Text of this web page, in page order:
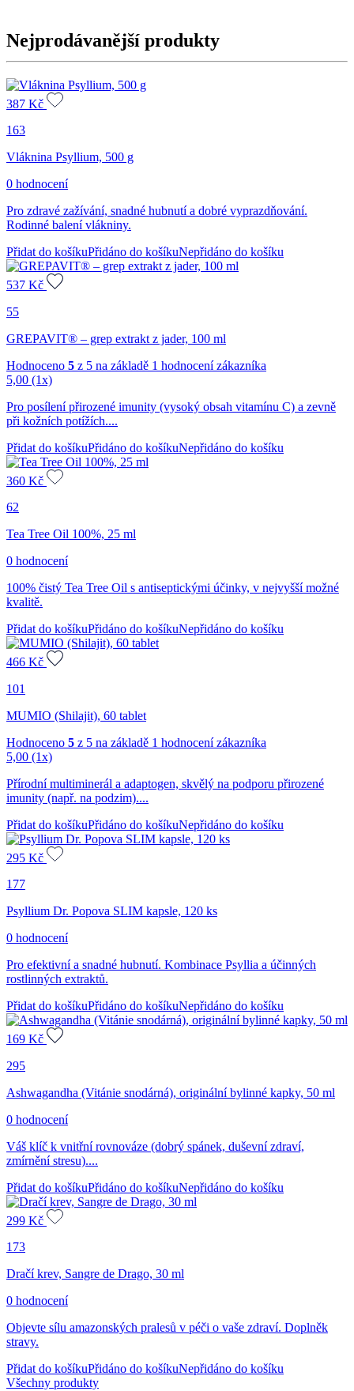
Nejprodávanější produkty
387 Kč
163
Vláknina Psyllium, 500 g
0 hodnocení
Pro zdravé zažívání, snadné hubnutí a dobré vyprazdňování.
Rodinné balení vlákniny.
Přidat do košíkuPřidáno do košíkuNepřidáno do košíku
537 Kč
55
GREPAVIT® – grep extrakt z jader, 100 ml
Hodnoceno 5 z 5 na základě 1 hodnocení zákazníka
5,00 (1x)
Pro posílení přirozené imunity (vysoký obsah vitamínu C) a zevně
při kožních potížích....
Přidat do košíkuPřidáno do košíkuNepřidáno do košíku
360 Kč
62
Tea Tree Oil 100%, 25 ml
0 hodnocení
100% čistý Tea Tree Oil s antiseptickými účinky, v nejvyšší možné
kvalitě.
Přidat do košíkuPřidáno do košíkuNepřidáno do košíku
466 Kč
101
MUMIO (Shilajit), 60 tablet
Hodnoceno 5 z 5 na základě 1 hodnocení zákazníka
5,00 (1x)
Přírodní multiminerál a adaptogen, skvělý na podporu přirozené
imunity (např. na podzim)....
Přidat do košíkuPřidáno do košíkuNepřidáno do košíku
295 Kč
177
Psyllium Dr. Popova SLIM kapsle, 120 ks
0 hodnocení
Pro efektivní a snadné hubnutí. Kombinace Psyllia a účinných
rostlinných extraktů.
Přidat do košíkuPřidáno do košíkuNepřidáno do košíku
169 Kč
295
Ashwagandha (Vitánie snodárná), originální bylinné kapky, 50 ml
0 hodnocení
Váš klíč k vnitřní rovnováze (dobrý spánek, duševní zdraví,
zmírnění stresu)....
Přidat do košíkuPřidáno do košíkuNepřidáno do košíku
299 Kč
173
Dračí krev, Sangre de Drago, 30 ml
0 hodnocení
Objevte sílu amazonských pralesů v péči o vaše zdraví. Doplněk
stravy.
Přidat do košíkuPřidáno do košíkuNepřidáno do košíku
Všechny produkty